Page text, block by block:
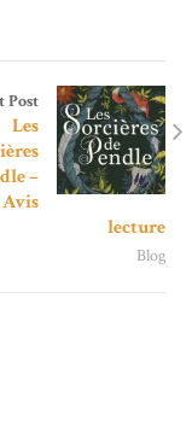
Post
Les
–
Avis
lecture
Blog